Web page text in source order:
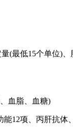
(最低15个单位)、
血脂、血糖)
12项、丙肝抗体